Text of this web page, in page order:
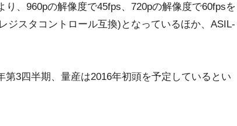
、960pの解像度で45fps、720pの解像度で60fpsを
ジスタコントロール互換)となっているほか、ASIL-
3四半期、量産は2016年初頭を予定しているとい